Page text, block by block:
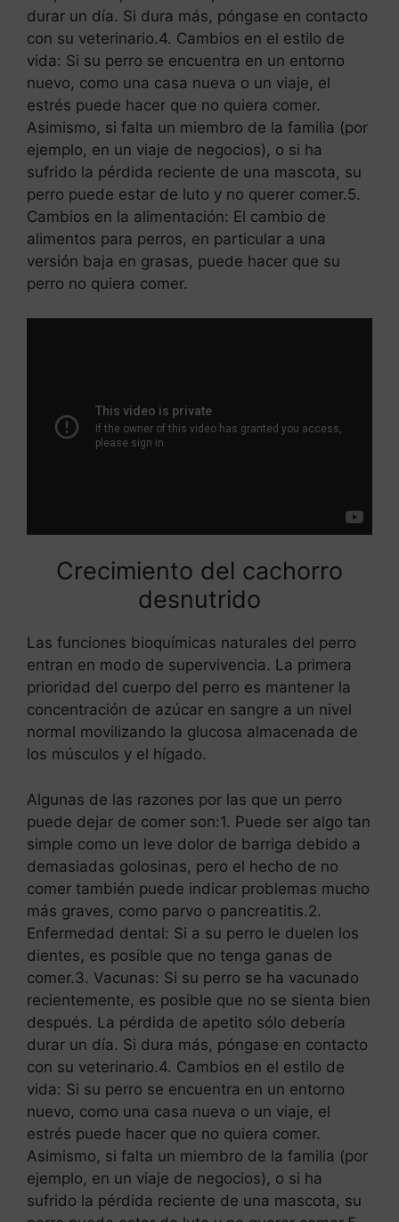
durar un día. Si dura más, póngase en contacto
con su veterinario.4. Cambios en el estilo de
vida: Si su perro se encuentra en un entorno
nuevo, como una casa nueva o un viaje, el
estrés puede hacer que no quiera comer.
Asimismo, si falta un miembro de la familia (por
ejemplo, en un viaje de negocios), o si ha
sufrido la pérdida reciente de una mascota, su
perro puede estar de luto y no querer comer.5.
Cambios en la alimentación: El cambio de
alimentos para perros, en particular a una
versión baja en grasas, puede hacer que su
perro no quiera comer.
Crecimiento del cachorro
desnutrido
Las funciones bioquímicas naturales del perro
entran en modo de supervivencia. La primera
prioridad del cuerpo del perro es mantener la
concentración de azúcar en sangre a un nivel
normal movilizando la glucosa almacenada de
los músculos y el hígado.
Algunas de las razones por las que un perro
puede dejar de comer son:1. Puede ser algo tan
simple como un leve dolor de barriga debido a
demasiadas golosinas, pero el hecho de no
comer también puede indicar problemas mucho
más graves, como parvo o pancreatitis.2.
Enfermedad dental: Si a su perro le duelen los
dientes, es posible que no tenga ganas de
comer.3. Vacunas: Si su perro se ha vacunado
recientemente, es posible que no se sienta bien
después. La pérdida de apetito sólo debería
durar un día. Si dura más, póngase en contacto
con su veterinario.4. Cambios en el estilo de
vida: Si su perro se encuentra en un entorno
nuevo, como una casa nueva o un viaje, el
estrés puede hacer que no quiera comer.
Asimismo, si falta un miembro de la familia (por
ejemplo, en un viaje de negocios), o si ha
sufrido la pérdida reciente de una mascota, su